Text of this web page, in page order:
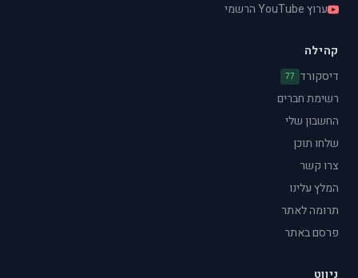
ערוץ YouTube הרשמי
קהילה
דיסקורד 77
רשימת חברים
החשבון שלי
שלחו תוכן
צרו קשר
המלץ עלינו
תרומה לאתר
פרסם באתר